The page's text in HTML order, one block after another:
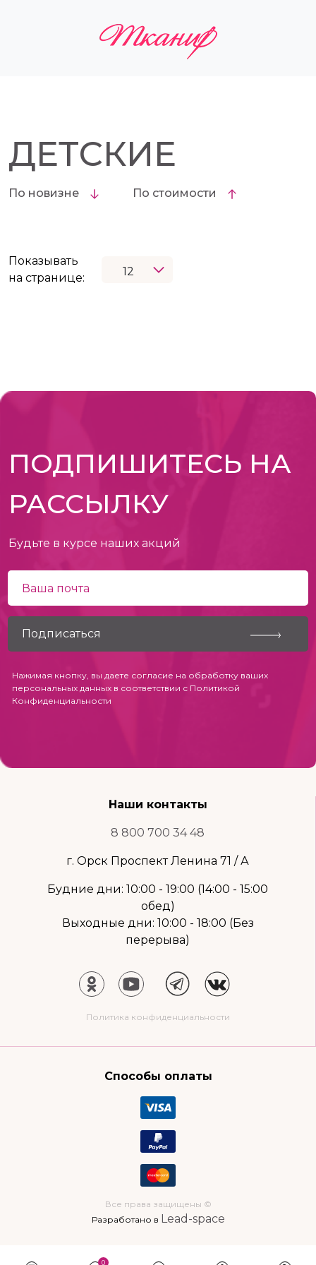
ДЕТСКИЕ
По новизне По стоимости
Показывать
на странице:
ПОДПИШИТЕСЬ НА
РАССЫЛКУ
Будьте в курсе наших акций
Нажимая кнопку, вы даете согласие на обработку ваших
персональных данных в соответствии с Политикой
Конфиденциальности
Наши контакты
8 800 700 34 48
г. Орск Проспект Ленина 71 / А
Будние дни: 10:00 - 19:00 (14:00 - 15:00
обед)
Выходные дни: 10:00 - 18:00 (Без
перерыва)
Политика конфиденциальности
Способы оплаты
Все права защищены ©
Разработано в Lead-space
0